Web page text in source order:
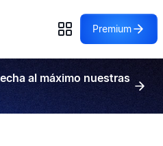
Premium
al máximo nuestras